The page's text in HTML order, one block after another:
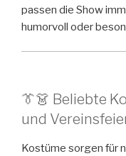
passen die Show
humorvoll oder
👔👗 Beliebte
und
Kostüme sorgen für